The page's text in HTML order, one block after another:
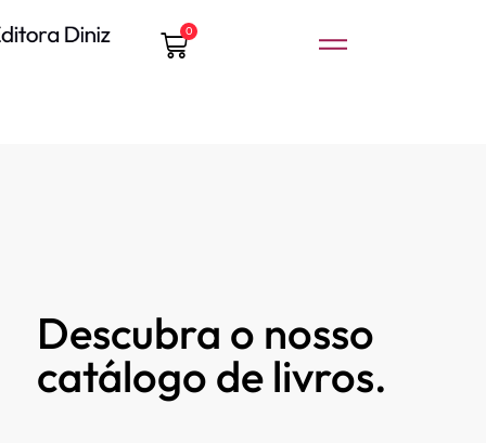
0
Descubra o nosso
catálogo de livros.